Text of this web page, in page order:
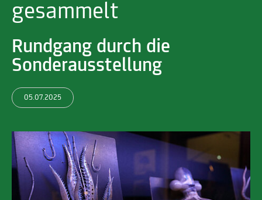
gesammelt
Rundgang durch die
Sonderausstellung
05.07.2025